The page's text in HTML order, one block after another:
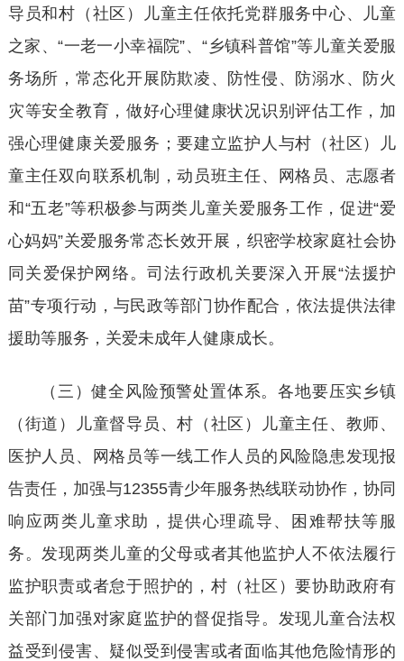
导员和村（社区）儿童主任依托党群服务中心、儿童
之家、“一老一小幸福院”、“乡镇科普馆”等儿童关爱服
务场所，常态化开展防欺凌、防性侵、防溺水、防火
灾等安全教育，做好心理健康状况识别评估工作，加
强心理健康关爱服务；要建立监护人与村（社区）儿
童主任双向联系机制，动员班主任、网格员、志愿者
和“五老”等积极参与两类儿童关爱服务工作，促进“爱
心妈妈”关爱服务常态长效开展，织密学校家庭社会协
同关爱保护网络。司法行政机关要深入开展“法援护
苗”专项行动，与民政等部门协作配合，依法提供法律
援助等服务，关爱未成年人健康成长。
（三）健全风险预警处置体系。各地要压实乡镇
（街道）儿童督导员、村（社区）儿童主任、教师、
医护人员、网格员等一线工作人员的风险隐患发现报
告责任，加强与12355青少年服务热线联动协作，协同
响应两类儿童求助，提供心理疏导、困难帮扶等服
务。发现两类儿童的父母或者其他监护人不依法履行
监护职责或者怠于照护的，村（社区）要协助政府有
关部门加强对家庭监护的督促指导。发现儿童合法权
益受到侵害、疑似受到侵害或者面临其他危险情形的